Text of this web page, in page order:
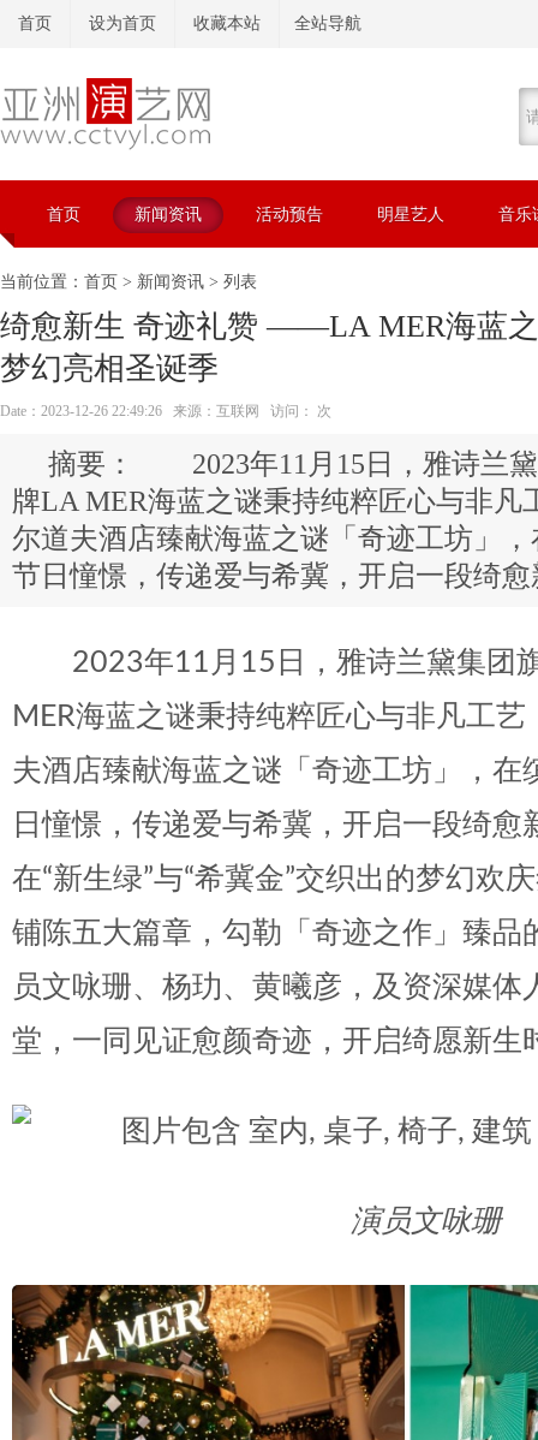
首页 设为首页 收藏本站 全站导航
首页 新闻资讯 活动预告 明星艺人 音乐
当前位置： 首页 > 新闻资讯 > 列表
绮愈新生 奇迹礼赞 ——LA MER海蓝
梦幻亮相圣诞季
Date：2023-12-26 22:49:26 来源：互联网 访问： 次
2023年11月15日，雅诗兰黛
牌LA MER海蓝之谜秉持纯粹匠心与非凡
尔道夫酒店臻献海蓝之谜「奇迹工坊」
节日憧憬，传递爱与希冀，开启一段绮
2023年11月15日，雅诗兰黛集团旗
MER海蓝之谜秉持纯粹匠心与非凡工
夫酒店臻献海蓝之谜 「奇迹工坊」，
日憧憬，传递爱与希冀，开启一段绮愈
在“新生绿”与“希冀金”交织出的梦幻欢
铺陈五大篇章，勾勒「奇迹之作」臻品
员文咏珊、杨玏、黄曦彦，及资深媒体
堂，一同见证愈颜奇迹，开启绮愿新生
演员文咏珊